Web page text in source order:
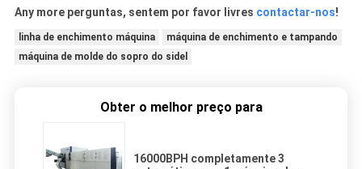
Any more perguntas, sentem por favor livres contactar-nos!
linha de enchimento máquina
máquina de enchimento e tampando
máquina de molde do sopro do sidel
Obter o melhor preço para
16000BPH completamente 3